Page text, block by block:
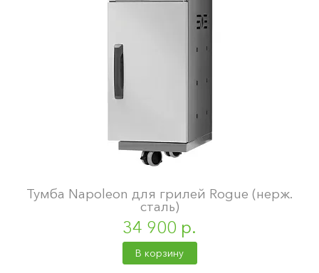
Тумба Napoleon для грилей Rogue (нерж.
сталь)
34 900 р.
В корзину